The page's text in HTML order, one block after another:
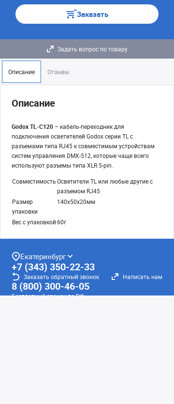
Заказать
Задать вопрос по товару
Описание Отзывы
Описание
Godox TL-C120 – кабель-переходник для
подключения осветителей Godox серии TL с
разъемами типа RJ45 к совместимым устройствам
систем управления DMX-512, которые чаще всего
используют разъемы типа XLR 5-pin.
СовместимостьОсветители TL или любые другие с
разъемом RJ45
Размер
упаковки
140х50х20мм
Вес с упаковкой60г
Екатеринбург
+7 (343) 350-22-33
Заказать обратный звонок Написать нам
8 (800) 300-46-05
Бесплатный звонок по РФ